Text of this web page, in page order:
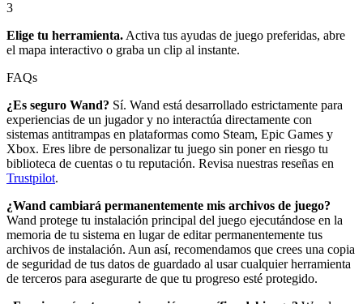
3
Elige tu herramienta. Activa tus ayudas de juego preferidas, abre
el mapa interactivo o graba un clip al instante.
FAQs
¿Es seguro Wand? Sí. Wand está desarrollado estrictamente para
experiencias de un jugador y no interactúa directamente con
sistemas antitrampas en plataformas como Steam, Epic Games y
Xbox. Eres libre de personalizar tu juego sin poner en riesgo tu
biblioteca de cuentas o tu reputación. Revisa nuestras reseñas en
Trustpilot.
¿Wand cambiará permanentemente mis archivos de juego?
Wand protege tu instalación principal del juego ejecutándose en la
memoria de tu sistema en lugar de editar permanentemente tus
archivos de instalación. Aun así, recomendamos que crees una copia
de seguridad de tus datos de guardado al usar cualquier herramienta
de terceros para asegurarte de que tu progreso esté protegido.